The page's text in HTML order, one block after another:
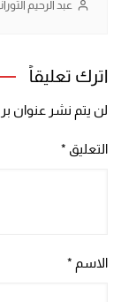
عبد الرحيم
اترك تعليقاً
لن يتم نشر عنوان
التعليق *
الاسم *